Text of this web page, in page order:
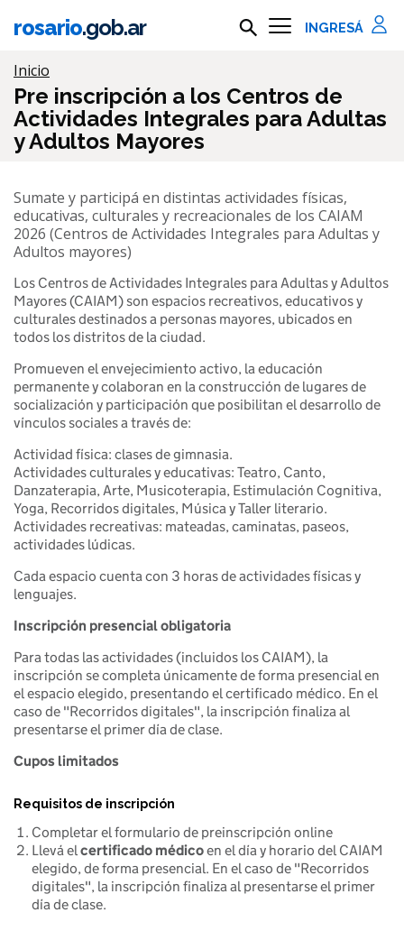
Ir al contenido principal
rosario.gob.ar Buscar en rosario.gob.ar
Información importante
Inicio
Pre inscripción a los Centros de
Actividades Integrales para Adultas
y Adultos Mayores
Sumate y participá en distintas actividades físicas,
educativas, culturales y recreacionales de los CAIAM
2026 (Centros de Actividades Integrales para Adultas y
Adultos mayores)
Los Centros de Actividades Integrales para Adultas y Adultos
Mayores (CAIAM) son espacios recreativos, educativos y
culturales destinados a personas mayores, ubicados en
todos los distritos de la ciudad.
Promueven el envejecimiento activo, la educación
permanente y colaboran en la construcción de lugares de
socialización y participación que posibilitan el desarrollo de
vínculos sociales a través de:
Actividad física: clases de gimnasia.
Actividades culturales y educativas: Teatro, Canto,
Danzaterapia, Arte, Musicoterapia, Estimulación Cognitiva,
Yoga, Recorridos digitales, Música y Taller literario.
Actividades recreativas: mateadas, caminatas, paseos,
actividades lúdicas.
Cada espacio cuenta con 3 horas de actividades físicas y
lenguajes.
Inscripción presencial obligatoria
Para todas las actividades (incluidos los CAIAM), la
inscripción se completa únicamente de forma presencial en
el espacio elegido, presentando el certificado médico. En el
caso de "Recorridos digitales", la inscripción finaliza al
presentarse el primer día de clase.
Cupos limitados
Requisitos de inscripción
Completar el formulario de preinscripción online
Llevá elcertificado médicoen el día y horario del CAIAM
elegido, de forma presencial. En el caso de "Recorridos
digitales", la inscripción finaliza al presentarse el primer
día de clase.